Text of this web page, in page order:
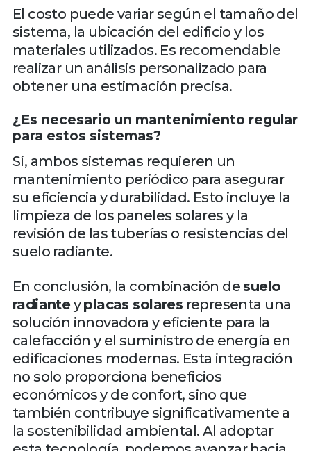
El costo puede variar según el tamaño del
sistema, la ubicación del edificio y los
materiales utilizados. Es recomendable
realizar un análisis personalizado para
obtener una estimación precisa.
¿Es necesario un mantenimiento regular
para estos sistemas?
Sí, ambos sistemas requieren un
mantenimiento periódico para asegurar
su eficiencia y durabilidad. Esto incluye la
limpieza de los paneles solares y la
revisión de las tuberías o resistencias del
suelo radiante.
En conclusión, la combinación de suelo
radianteyplacas solares representa una
solución innovadora y eficiente para la
calefacción y el suministro de energía en
edificaciones modernas. Esta integración
no solo proporciona beneficios
económicos y de confort, sino que
también contribuye significativamente a
la sostenibilidad ambiental. Al adoptar